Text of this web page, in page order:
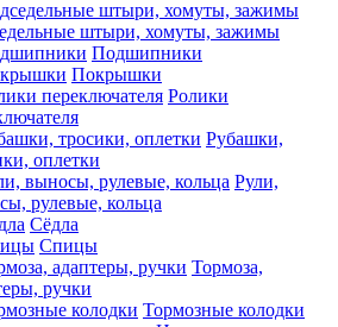
штыри, хомуты, зажимы
Подшипники
Покрышки
Ролики
Рубашки,
оплетки
Рули,
рулевые, кольца
Сёдла
Спицы
Тормоза,
ручки
Тормозные колодки